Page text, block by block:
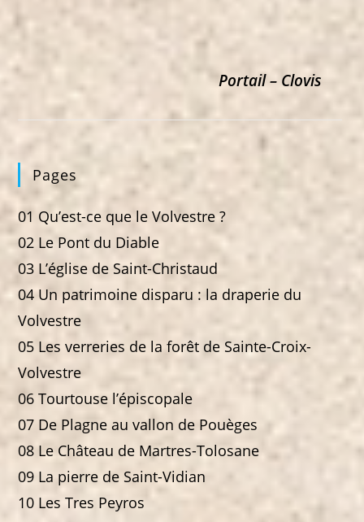
Portail – Clovis
Pages
01 Qu’est-ce que le Volvestre ?
02 Le Pont du Diable
03 L’église de Saint-Christaud
04 Un patrimoine disparu : la draperie du
Volvestre
05 Les verreries de la forêt de Sainte-Croix-
Volvestre
06 Tourtouse l’épiscopale
07 De Plagne au vallon de Pouèges
08 Le Château de Martres-Tolosane
09 La pierre de Saint-Vidian
10 Les Tres Peyros